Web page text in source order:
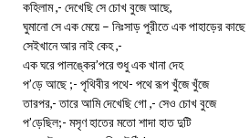
কহিলাম ,- দেখেছি সে চোখ বুজে আছে,
ঘুমানো সে এক মেয়ে – নিঃসাড় পুরীতে এক পাহাড়ের কাছে
সেইখানে আর নাই কেহ ,-
এক ঘরে পালঙ্কের’পরে শুধু এক খানা দেহ
প’ড়ে আছে ;- পৃথিবীর পথে- পথে রূপ খুঁজে খুঁজে
তারপর,- তারে আমি দেখেছি গো ,- সেও চোখ বুজে
প’ড়েছিল;- মসৃণ হাতের মতো শাদা হাত দুটি